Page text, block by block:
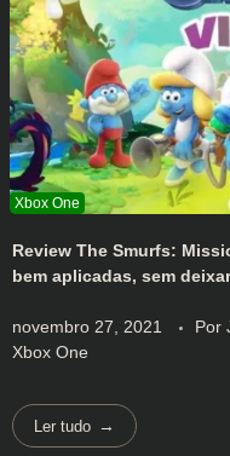
Review The Smurfs:
bem aplicadas, sem
novembro 27, 2021 Por
Xbox One
Ler tudo